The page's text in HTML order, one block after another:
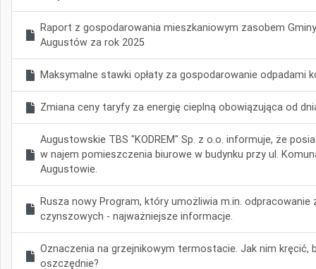
Raport z gospodarowania mieszkaniowym zasobem
Augustów za rok 2025
Maksymalne stawki opłaty za gospodarowanie odpadami
Zmiana ceny taryfy za energię cieplną obowiązująca od
Augustowskie TBS "KODREM" Sp. z o.o. informuje, że
w najem pomieszczenia biurowe w budynku przy ul.
Augustowie.
Rusza nowy Program, który umożliwia m.in. odpracowanie
czynszowych - najważniejsze informacje.
Oznaczenia na grzejnikowym termostacie. Jak nim kręcić,
oszczędnie?